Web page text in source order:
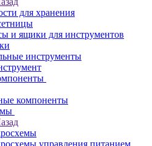
для хранения
и ящики для инструментов
инструменты
компоненты
управления питанием